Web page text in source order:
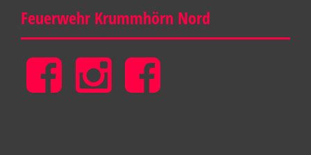
Feuerwehr Krummhörn Nord
Feuerwehr
Krummhörn
Feuerwehr
Krummhörn
Gemeinde